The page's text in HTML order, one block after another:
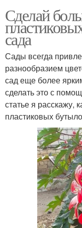
Сделай
сада
Сады всегда
разнообразием
сад еще более
сделать это с
статье я расскажу,
пластиковых